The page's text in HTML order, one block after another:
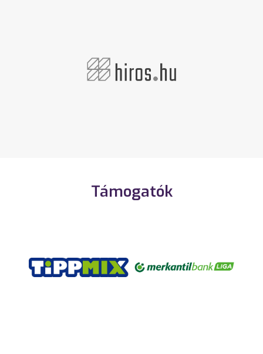
Támogatók